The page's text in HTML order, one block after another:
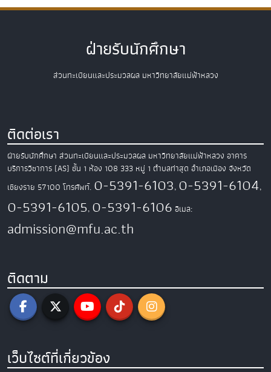
ฝ่ายรับนักศึกษา
ส่วนทะเบียนและประมวลผล มหาวิทยาลัยแม่ฟ้าหลวง
ติดต่อเรา
ฝ่ายรับนักศึกษา ส่วนทะเบียนและประมวลผล มหาวิทยาลัยแม่ฟ้าหลวง อาคาร
บริการวิชาการ (AS) ชั้น 1 ห้อง 108 333 หมู่ 1 ตำบลท่าสุด อำเภอเมือง จังหวัด
เชียงราย 57100 โทรศัพท์. 0-5391-6103, 0-5391-6104,
0-5391-6105, 0-5391-6106 อีเมล:
admission@mfu.ac.th
ติดตาม
เว็บไซต์ที่เกี่ยวข้อง